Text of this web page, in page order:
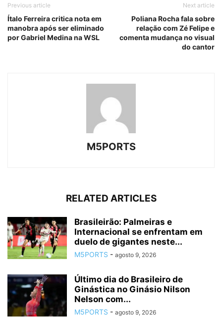
Previous article
Ítalo Ferreira critica nota em
manobra após ser eliminado
por Gabriel Medina na WSL
Next article
Poliana Rocha fala sobre
relação com Zé Felipe e
comenta mudança no visual
do cantor
M5PORTS
RELATED ARTICLES
Brasileirão: Palmeiras e
Internacional se enfrentam em
duelo de gigantes neste...
M5PORTS - agosto 9, 2026
Último dia do Brasileiro de
Ginástica no Ginásio Nilson
Nelson com...
M5PORTS - agosto 9, 2026